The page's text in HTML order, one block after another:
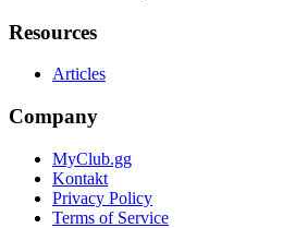
Resources
Articles
Company
MyClub.gg
Kontakt
Privacy Policy
Terms of Service